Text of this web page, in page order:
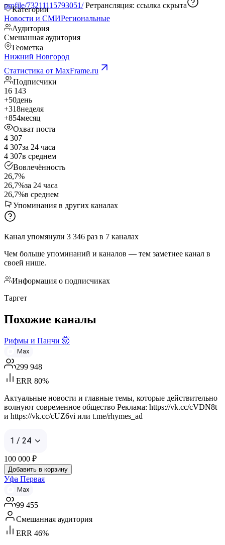
profile/73211115793051/ Ретрансляция: ссылка скрыта
Категории
Новости и СМИРегиональные
Аудитория
Смешанная аудитория
Геометка
Нижний Новгород
Статистика от MaxFrame.ru
Подписчики
16 143
+50день
+318неделя
+854месяц
Охват поста
4 307
4 307за 24 часа
4 307в среднем
Вовлечённость
26,7%
26,7%за 24 часа
26,7%в среднем
Упоминания в других каналах
Канал упомянули 3 346 раз в 7 каналах
Чем больше упоминаний и каналов — тем заметнее канал в
своей нише.
Информация о подписчиках
Таргет
Похожие каналы
Рифмы и Панчи 🤯
Max
299 948
ERR 80%
Актуальные новости и главные темы, которые действительно
волнуют современное общество Реклама: https://vk.cc/cVDN8t
и https://vk.cc/cUZ6vi или t.me/rhymes_ad
1 / 24
100 000 ₽
Добавить в корзину
Уфа Первая
Max
99 455
Смешанная аудитория
ERR 46%